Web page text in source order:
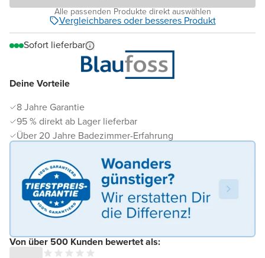
Deine Vorteile
8 Jahre Garantie
95 % direkt ab Lager lieferbar
Über 20 Jahre Badezimmer-Erfahrung
Von über 500 Kunden bewertet als:
Alle passenden Produkte direkt auswählen
Vergleichbares oder besseres Produkt
Sofort lieferbar